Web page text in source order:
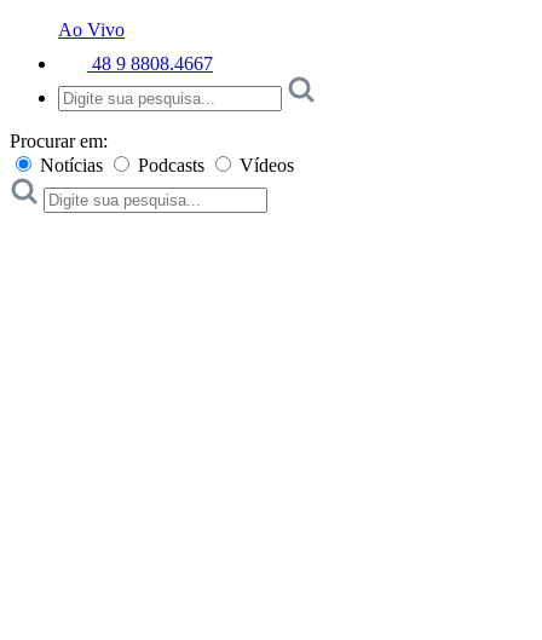
Ao Vivo
48 9 8808.4667
Procurar em:
Notícias
Podcasts Vídeos